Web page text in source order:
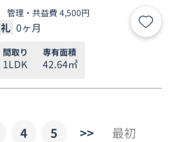
管理・共益費 4,500円
礼 0ヶ月 お気
間取り
1LDK
専有面積
42.64㎡
4 5 >> 最初